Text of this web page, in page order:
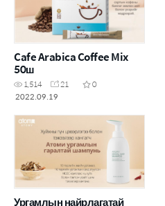
Cafe Arabica Coffee Mix
50ш
1,514 21
0
2022.09.19
Ургамлын найрлагатай